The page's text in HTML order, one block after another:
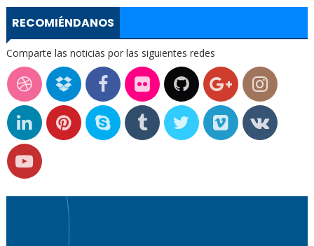
RECOMIÉNDANOS
Comparte las noticias por las siguientes redes